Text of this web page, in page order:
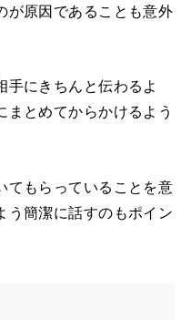
が原因であることも意外
手にきちんと伝わるよ
まとめてからかけるよう
てもらっていることを意
う簡潔に話すのもポイン